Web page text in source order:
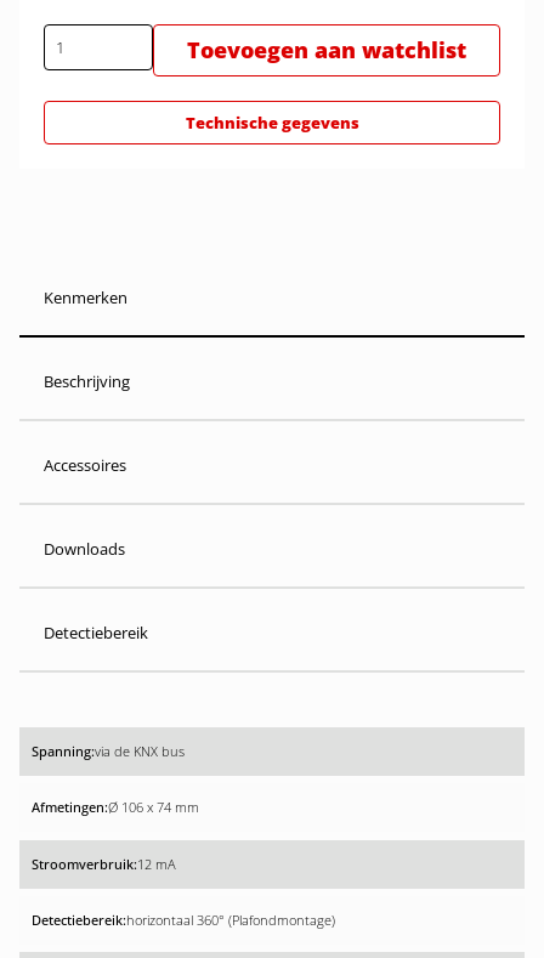
Toevoegen aan watchlist
Technische gegevens
Kenmerken
Beschrijving
Accessoires
Downloads
Detectiebereik
via de KNX bus
Ø 106 x 74 mm
12 mA
horizontaal 360° (Plafondmontage)